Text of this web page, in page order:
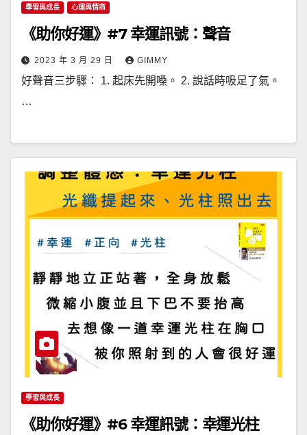
學習與成長 心理與情商
《助你好運》#7 幸運訊號：聲音
2023 年 3 月 29 日 GIMMY
好聲音三步驟： 1. 起床先開嗓。 2. 說話時吸足了氣。
…
學習與成長
《助你好運》#6 幸運訊號：幸運光柱